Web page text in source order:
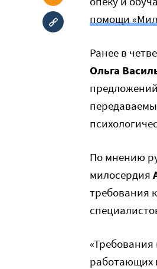
помощи
Ранее в
Ольга
По мнению
милосердия
требования
работающих